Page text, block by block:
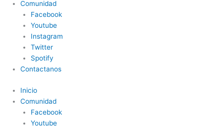
Comunidad
Facebook
Youtube
Instagram
Twitter
Spotify
Contactanos
Inicio
Comunidad
Facebook
Youtube